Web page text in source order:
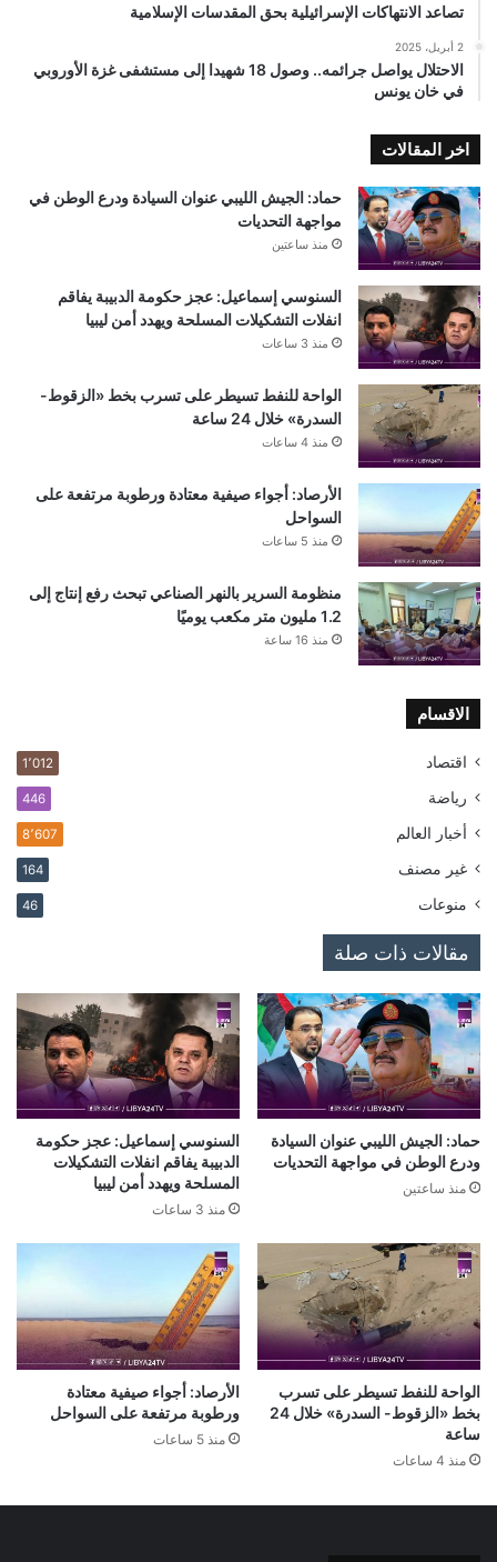
تصاعد الانتهاكات الإسرائيلية بحق المقدسات الإسلامية
2 أبريل، 2025
الاحتلال يواصل جرائمه.. وصول 18 شهيدا إلى مستشفى غزة الأوروبي
في خان يونس
اخر المقالات
حماد: الجيش الليبي عنوان السيادة ودرع الوطن في
مواجهة التحديات
منذ ساعتين
السنوسي إسماعيل: عجز حكومة الدبيبة يفاقم
انفلات التشكيلات المسلحة ويهدد أمن ليبيا
منذ 3 ساعات
الواحة للنفط تسيطر على تسرب بخط «الزقوط-
السدرة» خلال 24 ساعة
منذ 4 ساعات
الأرصاد: أجواء صيفية معتادة ورطوبة مرتفعة على
السواحل
منذ 5 ساعات
منظومة السرير بالنهر الصناعي تبحث رفع إنتاج إلى
1.2 مليون متر مكعب يوميًا
منذ 16 ساعة
الاقسام
اقتصاد 1٬012
رياضة 446
أخبار العالم 8٬607
غير مصنف 164
منوعات 46
مقالات ذات صلة
حماد: الجيش الليبي عنوان السيادة
ودرع الوطن في مواجهة التحديات
منذ ساعتين
السنوسي إسماعيل: عجز حكومة
الدبيبة يفاقم انفلات التشكيلات
المسلحة ويهدد أمن ليبيا
منذ 3 ساعات
الواحة للنفط تسيطر على تسرب
بخط «الزقوط- السدرة» خلال 24
ساعة
منذ 4 ساعات
الأرصاد: أجواء صيفية معتادة
ورطوبة مرتفعة على السواحل
منذ 5 ساعات